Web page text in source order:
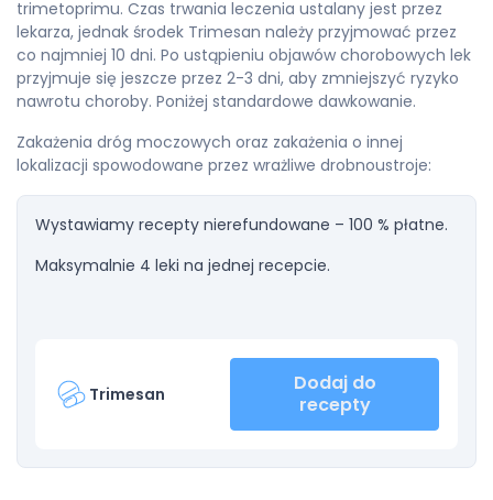
trimetoprimu. Czas trwania leczenia ustalany jest przez
lekarza, jednak środek Trimesan należy przyjmować przez
co najmniej 10 dni. Po ustąpieniu objawów chorobowych lek
przyjmuje się jeszcze przez 2-3 dni, aby zmniejszyć ryzyko
nawrotu choroby. Poniżej standardowe dawkowanie.
Zakażenia dróg moczowych oraz zakażenia o innej
lokalizacji spowodowane przez wrażliwe drobnoustroje:
Wystawiamy recepty nierefundowane – 100 % płatne.
Maksymalnie 4 leki na jednej recepcie.
Trimesan
Dodaj do
recepty